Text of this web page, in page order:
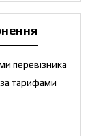
перевізника
тарифами